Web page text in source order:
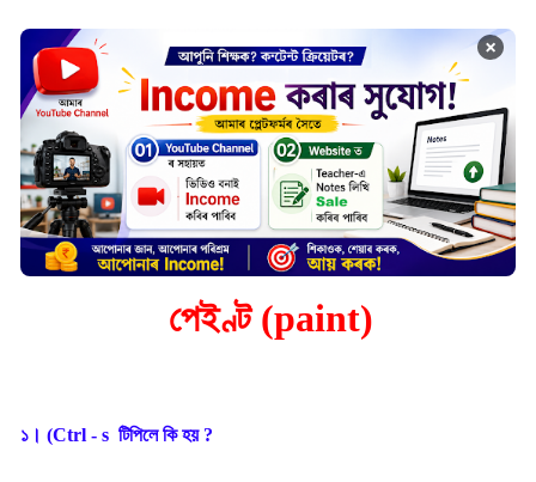
×
পেইণ্ট (paint)
১। (Ctrl - s টিপিলে কি হয় ?